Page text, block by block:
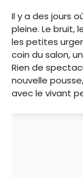
Il y a des jours
pleine. Le bruit,
les petites
coin du salon,
Rien de
nouvelle
avec le vivant